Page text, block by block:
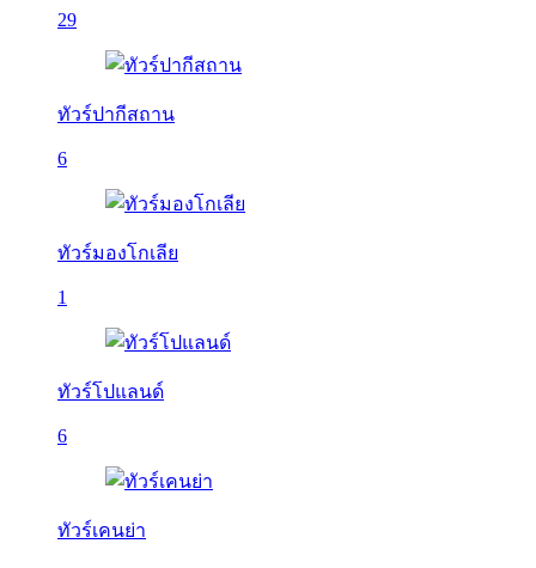
29
ทัวร์ปากีสถาน
6
ทัวร์มองโกเลีย
1
ทัวร์โปแลนด์
6
ทัวร์เคนย่า